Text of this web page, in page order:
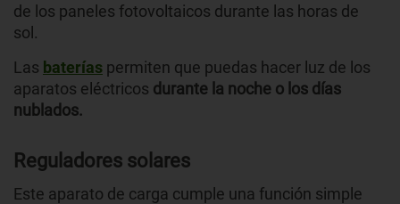
de los paneles fotovoltaicos durante las horas de
sol.
Las baterías permiten que puedas hacer luz de los
aparatos eléctricos durante la noche o los días
nublados.
Reguladores solares
Este aparato de carga cumple una función simple